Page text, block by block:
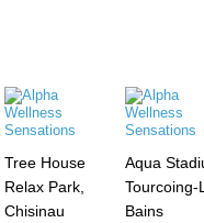
Tree House
Relax Park,
Chisinau
Aqua
Tourcoing-
Bains